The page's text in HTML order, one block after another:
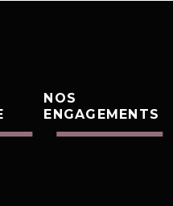
NOS
ENGAGEMENTS